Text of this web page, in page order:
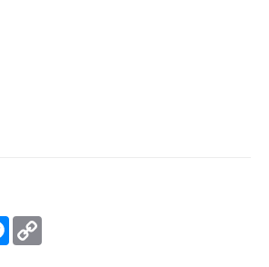
Messenger